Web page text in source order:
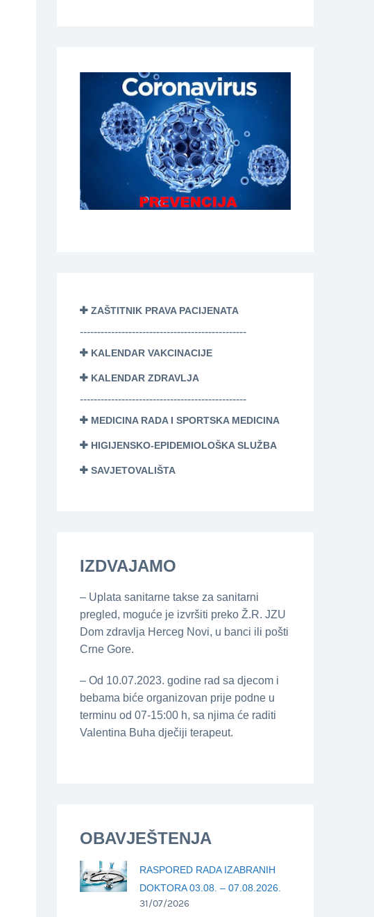
ZAŠTITNIK PRAVA PACIJENATA
------------------------------------------------
KALENDAR VAKCINACIJE
KALENDAR ZDRAVLJA
------------------------------------------------
MEDICINA RADA I SPORTSKA MEDICINA
HIGIJENSKO-EPIDEMIOLOŠKA SLUŽBA
SAVJETOVALIŠTA
IZDVAJAMO
– Uplata sanitarne takse za sanitarni
pregled, moguće je izvršiti preko Ž.R. JZU
Dom zdravlja Herceg Novi, u banci ili pošti
Crne Gore.
– Od 10.07.2023. godine rad sa djecom i
bebama biće organizovan prije podne u
terminu od 07-15:00 h, sa njima će raditi
Valentina Buha dječiji terapeut.
OBAVJEŠTENJA
RASPORED RADA IZABRANIH
DOKTORA 03.08. – 07.08.2026.
31/07/2026